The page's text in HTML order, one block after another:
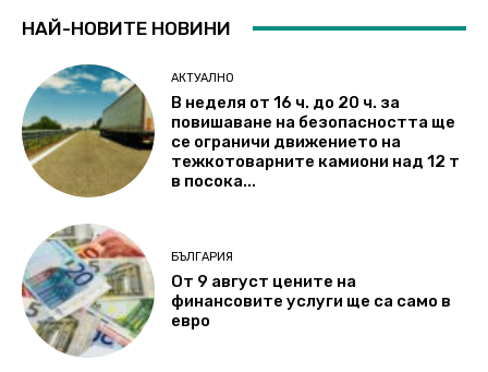
НАЙ-НОВИТЕ НОВИНИ
АКТУАЛНО
В неделя от 16 ч. до 20 ч. за
повишаване на безопасността ще
се ограничи движението на
тежкотоварните камиони над 12 т
в посока...
БЪЛГАРИЯ
От 9 август цените на
финансовите услуги ще са само в
евро